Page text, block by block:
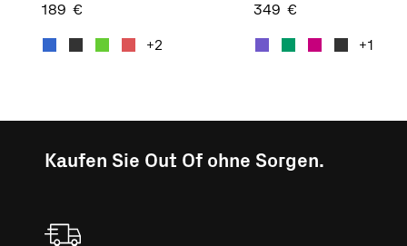
189 €
+2
349 €
+1
Kaufen Sie Out Of ohne Sorgen.